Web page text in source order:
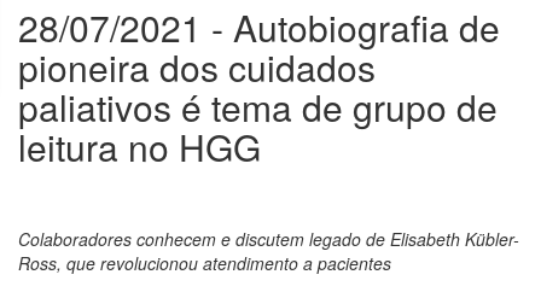
28/07/2021 - Autobiografia de
pioneira dos cuidados
paliativos é tema de grupo de
leitura no HGG
Colaboradores conhecem e discutem legado de Elisabeth Kübler-
Ross, que revolucionou atendimento a pacientes